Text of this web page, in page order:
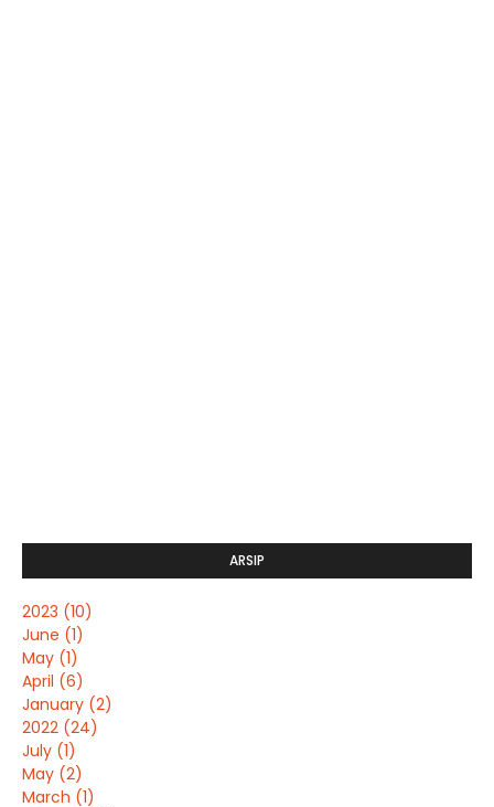
ARSIP
2023 (10)
June (1)
May (1)
April (6)
January (2)
2022 (24)
July (1)
May (2)
March (1)